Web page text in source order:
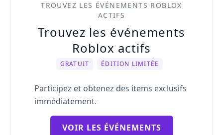
TROUVEZ LES ÉVÉNEMENTS ROBLOX
ACTIFS
Trouvez les événements
Roblox actifs
GRATUIT ÉDITION LIMITÉE
Participez et obtenez des items exclusifs
immédiatement.
VOIR LES ÉVÉNEMENTS